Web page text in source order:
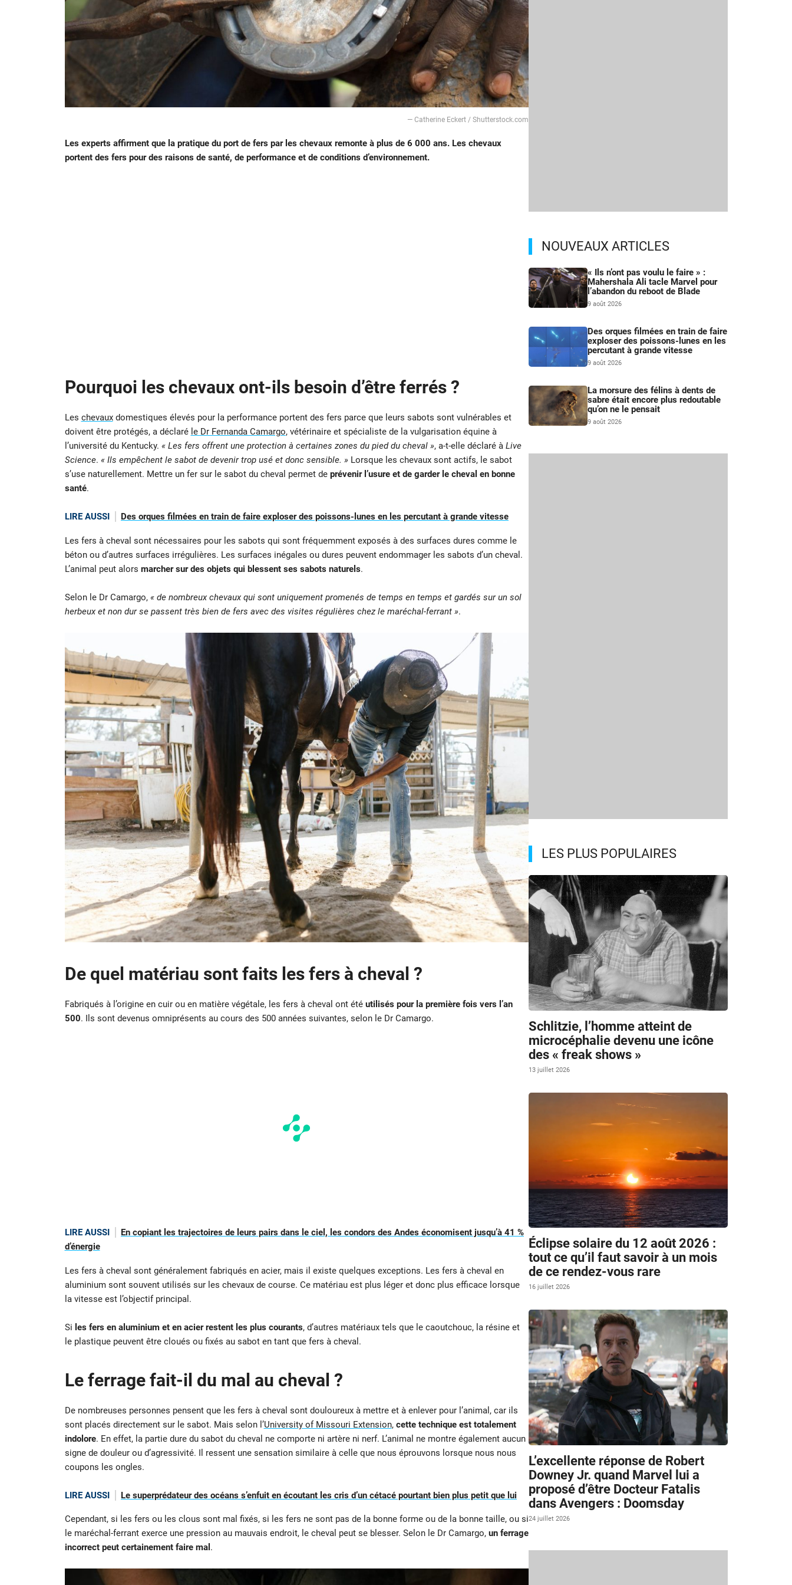
— Catherine Eckert / Shutterstock.com
Les experts affirment que la pratique du port de fers par les chevaux remonte à plus de 6 000 ans. Les chevaux
portent des fers pour des raisons de santé, de performance et de conditions d’environnement.
Pourquoi les chevaux ont-ils besoin d’être ferrés ?
Les chevauxdomestiques élevés pour la performance portent des fers parce que leurs sabots sont vulnérables et
doivent être protégés, a déclaré le Dr Fernanda Camargo, vétérinaire et spécialiste de la vulgarisation équine à
l’université du Kentucky. « Les fers offrent une protection à certaines zones du pied du cheval », a-t-elle déclaré à Live
Science. « Ils empêchent le sabot de devenir trop usé et donc sensible. » Lorsque les chevaux sont actifs, le sabot
s’use naturellement. Mettre un fer sur le sabot du cheval permet de prévenir l’usure et de garder le cheval en bonne
santé.
LIRE AUSSI Des orques filmées en train de faire exploser des poissons-lunes en les percutant à grande vitesse
Les fers à cheval sont nécessaires pour les sabots qui sont fréquemment exposés à des surfaces dures comme le
béton ou d’autres surfaces irrégulières. Les surfaces inégales ou dures peuvent endommager les sabots d’un cheval.
L’animal peut alors marcher sur des objets qui blessent ses sabots naturels.
Selon le Dr Camargo, « de nombreux chevaux qui sont uniquement promenés de temps en temps et gardés sur un sol
herbeux et non dur se passent très bien de fers avec des visites régulières chez le maréchal-ferrant ».
De quel matériau sont faits les fers à cheval ?
Fabriqués à l’origine en cuir ou en matière végétale, les fers à cheval ont été utilisés pour la première fois vers l’an
500. Ils sont devenus omniprésents au cours des 500 années suivantes, selon le Dr Camargo.
LIRE AUSSI
En copiant les trajectoires de leurs pairs dans le ciel, les condors des Andes économisent jusqu’à 41 %
d’énergie
Les fers à cheval sont généralement fabriqués en acier, mais il existe quelques exceptions. Les fers à cheval en
aluminium sont souvent utilisés sur les chevaux de course. Ce matériau est plus léger et donc plus efficace lorsque
la vitesse est l’objectif principal.
Si les fers en aluminium et en acier restent les plus courants, d’autres matériaux tels que le caoutchouc, la résine et
le plastique peuvent être cloués ou fixés au sabot en tant que fers à cheval.
Le ferrage fait-il du mal au cheval ?
De nombreuses personnes pensent que les fers à cheval sont douloureux à mettre et à enlever pour l’animal, car ils
sont placés directement sur le sabot. Mais selon l’University of Missouri Extension, cette technique est totalement
indolore. En effet, la partie dure du sabot du cheval ne comporte ni artère ni nerf. L’animal ne montre également aucun
signe de douleur ou d’agressivité. Il ressent une sensation similaire à celle que nous éprouvons lorsque nous nous
coupons les ongles.
LIRE AUSSI Le superprédateur des océans s’enfuit en écoutant les cris d’un cétacé pourtant bien plus petit que lui
Cependant, si les fers ou les clous sont mal fixés, si les fers ne sont pas de la bonne forme ou de la bonne taille, ou si
le maréchal-ferrant exerce une pression au mauvais endroit, le cheval peut se blesser. Selon le Dr Camargo, un ferrage
incorrect peut certainement faire mal .
NOUVEAUX ARTICLES
« Ils n’ont pas voulu le faire » :
Mahershala Ali tacle Marvel pour
l’abandon du reboot de Blade
9 août 2026
Des orques filmées en train de faire
exploser des poissons-lunes en les
percutant à grande vitesse
9 août 2026
La morsure des félins à dents de
sabre était encore plus redoutable
qu’on ne le pensait
9 août 2026
LES PLUS POPULAIRES
Schlitzie, l’homme atteint de
microcéphalie devenu une icône
des « freak shows »
13 juillet 2026
Éclipse solaire du 12 août 2026 :
tout ce qu’il faut savoir à un mois
de ce rendez-vous rare
16 juillet 2026
L’excellente réponse de Robert
Downey Jr. quand Marvel lui a
proposé d’être Docteur Fatalis
dans Avengers : Doomsday
24 juillet 2026